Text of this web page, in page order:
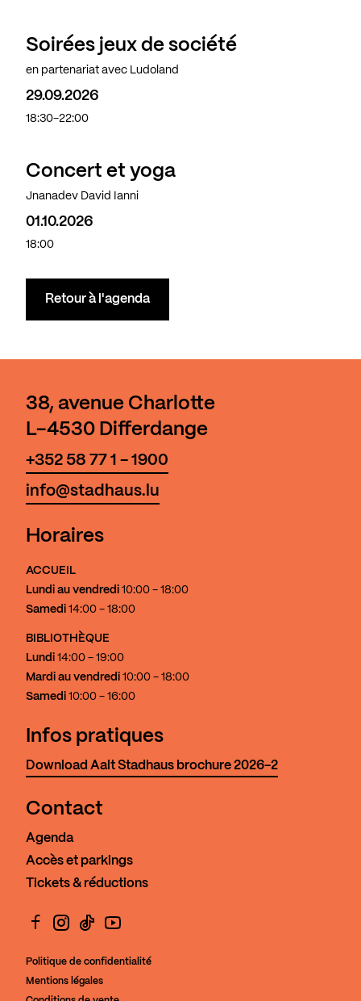
Soirées jeux de société
en partenariat avec Ludoland
29.09.2026
18:30-22:00
Concert et yoga
Jnanadev David Ianni
01.10.2026
18:00
Retour à l'agenda
38, avenue Charlotte
L-4530 Differdange
+352 58 77 1 - 1900
info@stadhaus.lu
Horaires
ACCUEIL
Lundi au vendredi 10:00 - 18:00
Samedi 14:00 - 18:00
BIBLIOTHÈQUE
Lundi 14:00 - 19:00
Mardi au vendredi 10:00 - 18:00
Samedi 10:00 - 16:00
Infos pratiques
Download Aalt Stadhaus brochure 2026-2
Contact
Agenda
Accès et parkings
Tickets & réductions
Politique de confidentialité
Mentions légales